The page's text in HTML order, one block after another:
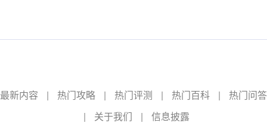
最新内容 | 热门攻略 | 热门评测 | 热门百科 |
热门问答
|
关于我们 |
信息披露